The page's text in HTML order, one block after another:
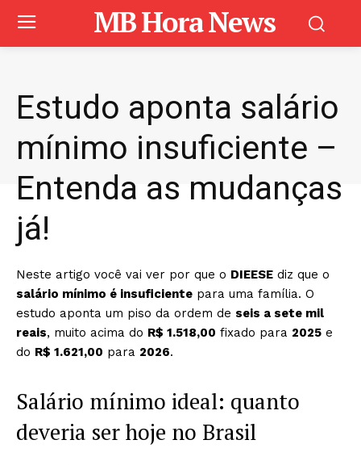
MB Hora News
Estudo aponta salário
mínimo insuficiente –
Entenda as mudanças
já!
Neste artigo você vai ver por que o DIEESE diz que o
salário mínimo é insuficiente para uma família. O
estudo aponta um piso da ordem de seis a sete mil
reais, muito acima do R$ 1.518,00 fixado para 2025 e
do R$ 1.621,00 para 2026.
Salário mínimo ideal: quanto
deveria ser hoje no Brasil